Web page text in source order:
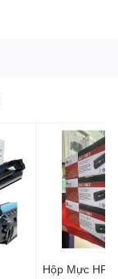
Hộp Mực HP